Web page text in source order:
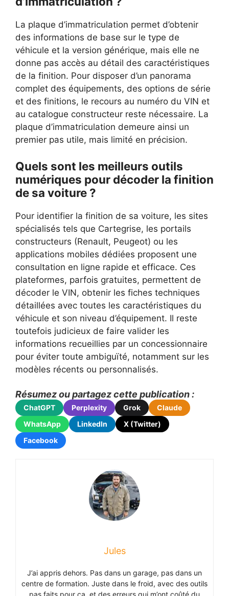
La plaque d’immatriculation permet d’obtenir
des informations de base sur le type de
véhicule et la version générique, mais elle ne
donne pas accès au détail des caractéristiques
de la finition. Pour disposer d’un panorama
complet des équipements, des options de série
et des finitions, le recours au numéro du VIN et
au catalogue constructeur reste nécessaire. La
plaque d’immatriculation demeure ainsi un
premier pas utile, mais limité en précision.
Quels sont les meilleurs outils
numériques pour décoder la finition
de sa voiture ?
Pour identifier la finition de sa voiture, les sites
spécialisés tels que Cartegrise, les portails
constructeurs (Renault, Peugeot) ou les
applications mobiles dédiées proposent une
consultation en ligne rapide et efficace. Ces
plateformes, parfois gratuites, permettent de
décoder le VIN, obtenir les fiches techniques
détaillées avec toutes les caractéristiques du
véhicule et son niveau d’équipement. Il reste
toutefois judicieux de faire valider les
informations recueillies par un concessionnaire
pour éviter toute ambiguïté, notamment sur les
modèles récents ou personnalisés.
Résumez ou partagez cette publication :
ChatGPT Perplexity Grok
Claude
WhatsApp
LinkedIn
X (Twitter)
Facebook
Jules
J’ai appris dehors. Pas dans un garage, pas dans un
centre de formation. Juste dans le froid, avec des outils
pas faits pour ça, et des erreurs qui m’ont coûté du